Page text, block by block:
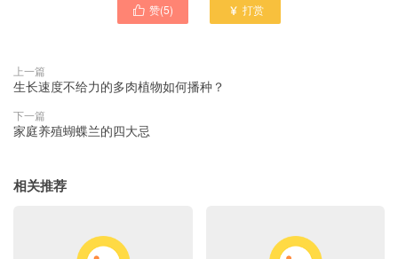
 赞(5)  打赏
上一篇
生长速度不给力的多肉植物如何播种？
下一篇
家庭养殖蝴蝶兰的四大忌
相关推荐